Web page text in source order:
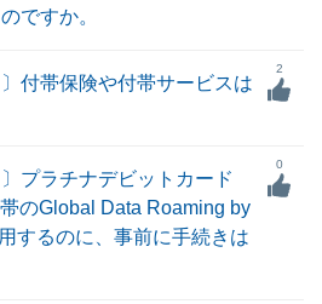
ですか。
〕付帯保険や付帯サービスは
2
プラチナデビットカード
帯のGlobal Data Roaming by
するのに、事前に手続きは
0